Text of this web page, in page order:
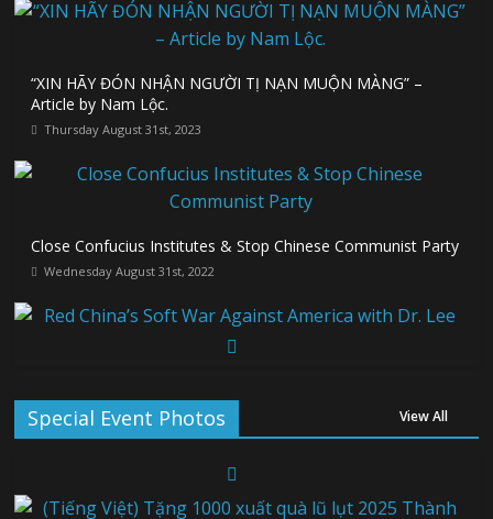
“XIN HÃY ĐÓN NHẬN NGƯỜI TỊ NẠN MUỘN MÀNG” –
Article by Nam Lộc.
Thursday August 31st, 2023
Close Confucius Institutes & Stop Chinese Communist Party
Wednesday August 31st, 2022
on July 30, 2022
Special Event Photos View All